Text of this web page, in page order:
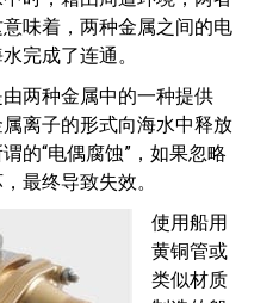
味着，两种金属之间的电
完成了连通。
两种金属中的一种提供
离子的形式向海水中释放
的“电偶腐蚀”，如果忽略
最终导致失效。
使用船用
黄铜管或
类似材质